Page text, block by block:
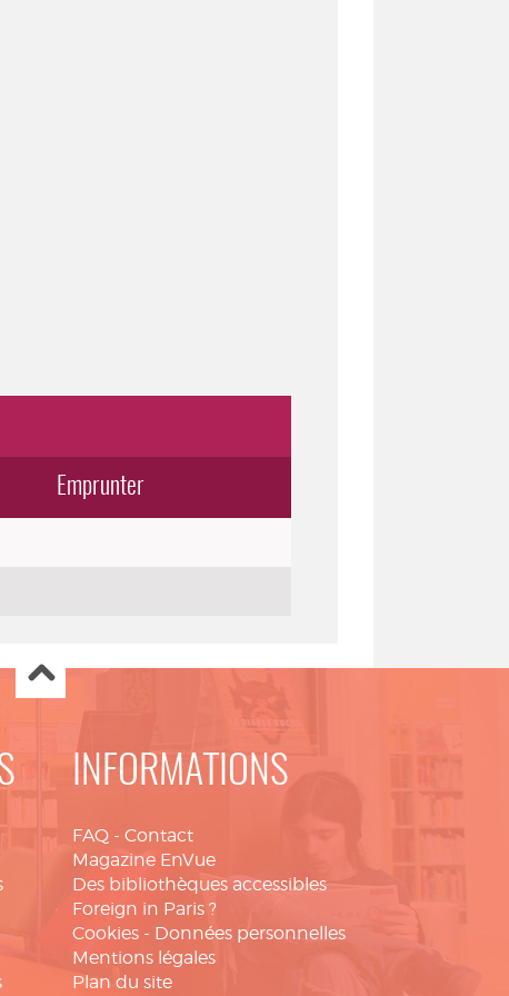
Emprunter
INFORMATIONS
FAQ - Contact
Magazine EnVue
Des bibliothèques accessibles
Foreign in Paris ?
Cookies - Données personnelles
Mentions légales
Plan du site